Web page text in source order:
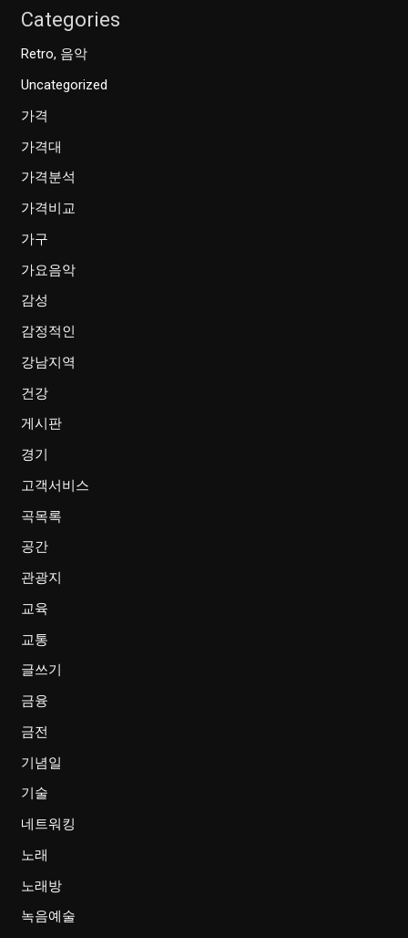
Categories
Retro, 음악
Uncategorized
가격
가격대
가격분석
가격비교
가구
가요음악
감성
감정적인
강남지역
건강
게시판
경기
고객서비스
곡목록
공간
관광지
교육
교통
글쓰기
금융
금전
기념일
기술
네트워킹
노래
노래방
녹음예술